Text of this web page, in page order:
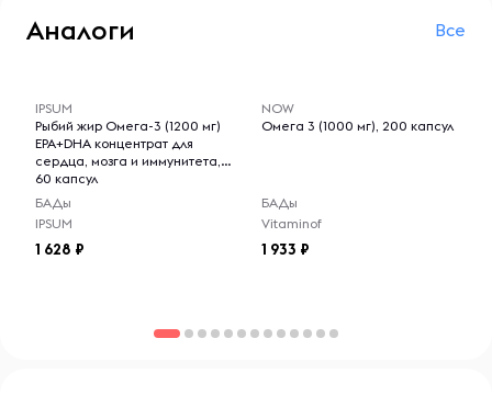
Аналоги Все
IPSUM
Рыбий жир Омега-3 (1200 мг)
EPA+DHA концентрат для
сердца, мозга и иммунитета,
60 капсул
БАДы
IPSUM
1 628
NOW
Омега 3 (1000 мг), 200 капсул
БАДы
Vitaminof
1 933